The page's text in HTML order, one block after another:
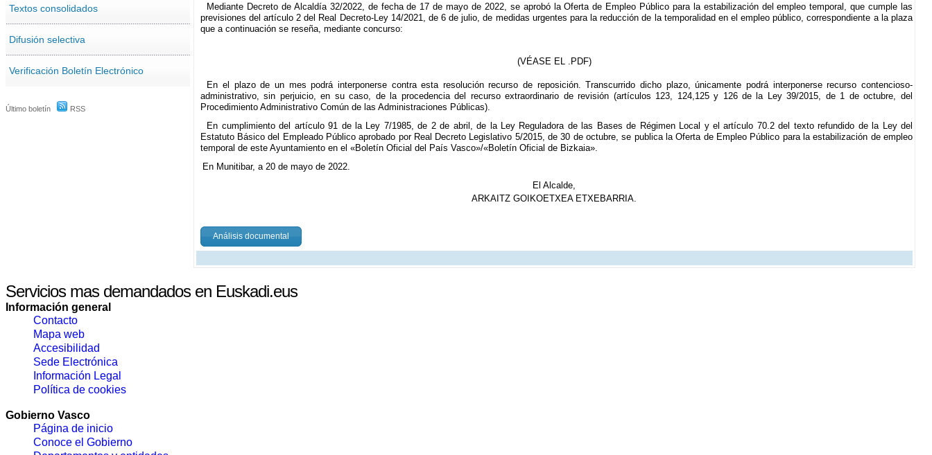
Textos consolidados
Difusión selectiva
Verificación Boletín Electrónico
Último boletín RSS
Mediante Decreto de Alcaldía 32/2022, de fecha de 17 de mayo de 2022, se aprobó la Oferta de Empleo Público para la estabilización del empleo temporal, que cumple las
previsiones del artículo 2 del Real Decreto-Ley 14/2021, de 6 de julio, de medidas urgentes para la reducción de la temporalidad en el empleo público, correspondiente a la plaza
que a continuación se reseña, mediante concurso:
(VÉASE EL .PDF)
En el plazo de un mes podrá interponerse contra esta resolución recurso de reposición. Transcurrido dicho plazo, únicamente podrá interponerse recurso contencioso-
administrativo, sin perjuicio, en su caso, de la procedencia del recurso extraordinario de revisión (artículos 123, 124,125 y 126 de la Ley 39/2015, de 1 de octubre, del
Procedimiento Administrativo Común de las Administraciones Públicas).
En cumplimiento del artículo 91 de la Ley 7/1985, de 2 de abril, de la Ley Reguladora de las Bases de Régimen Local y el artículo 70.2 del texto refundido de la Ley del
Estatuto Básico del Empleado Público aprobado por Real Decreto Legislativo 5/2015, de 30 de octubre, se publica la Oferta de Empleo Público para la estabilización de empleo
temporal de este Ayuntamiento en el «Boletín Oficial del País Vasco»/«Boletín Oficial de Bizkaia».
En Munitibar, a 20 de mayo de 2022.
El Alcalde,
ARKAITZ GOIKOETXEA ETXEBARRIA.
Análisis documental
Servicios mas demandados en Euskadi.eus
Información general
Contacto
Mapa web
Accesibilidad
Sede Electrónica
Información Legal
Política de cookies
Gobierno Vasco
Página de inicio
Conoce el Gobierno